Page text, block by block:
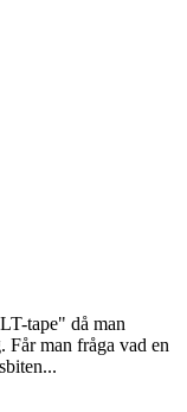
tape" då man
Får man fråga vad en